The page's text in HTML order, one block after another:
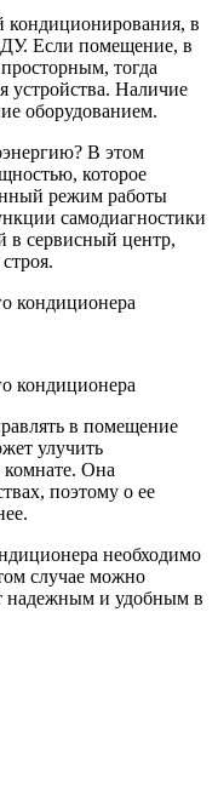
кондиционирования, в
ДУ. Если помещение, в
тогда
устройства. Наличие
оборудованием.
В этом
которое
режим работы
самодиагностики
в сервисный центр,
в помещение
улучить
Она
поэтому о ее
необходимо
случае можно
надежным и удобным в